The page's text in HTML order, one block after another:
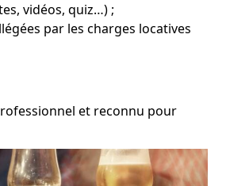
vidéos, quiz…) ;
par les charges locatives
et reconnu pour